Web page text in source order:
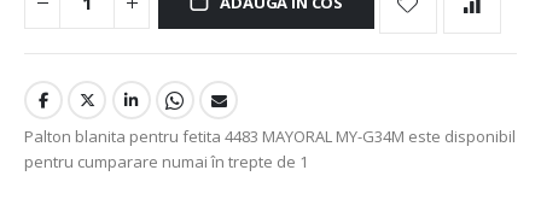
Palton blanita pentru fetita 4483 MAYORAL MY-G34M este disponibil
pentru cumparare numai în trepte de 1